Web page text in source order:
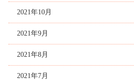
2021年10月
2021年9月
2021年8月
2021年7月